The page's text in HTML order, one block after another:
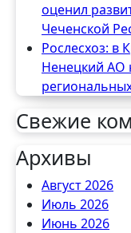
оценил
Чеченской
Рослесхоз: в
Ненецкий АО
Свежие
Архивы
Август 2026
Июль 2026
Июнь 2026